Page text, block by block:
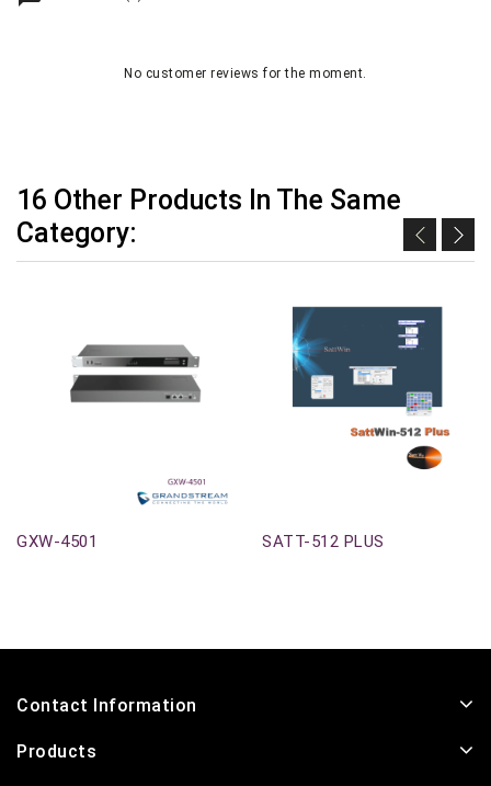
No customer reviews for the moment.
16 Other Products In The Same
Category:
GXW-4501 SATT-512 PLUS
Contact Information
Products